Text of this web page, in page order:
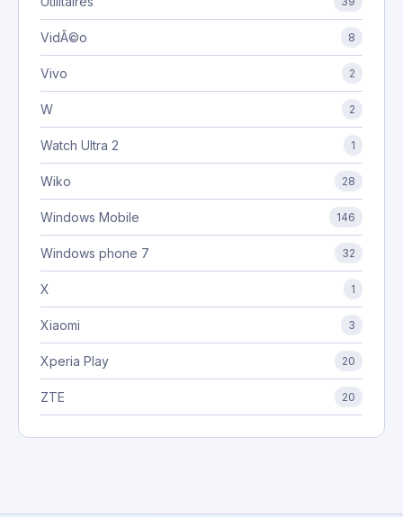
VidÃ©o 8
Vivo 2
W 2
Watch Ultra 2 1
Wiko 28
Windows Mobile 146
Windows phone 7 32
X 1
Xiaomi 3
Xperia Play 20
ZTE 20